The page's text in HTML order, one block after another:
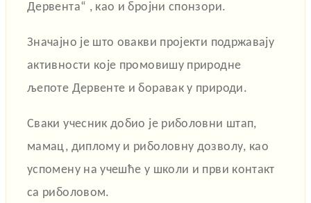
Дервента“ , као и бројни спонзори.
Значајно је што овакви пројекти подржавају
активности које промовишу природне
љепоте Дервенте и боравак у природи.
Сваки учесник добио је риболовни штап,
мамац, диплому и риболовну дозволу, као
успомену на учешће у школи и први контакт
са риболовом.